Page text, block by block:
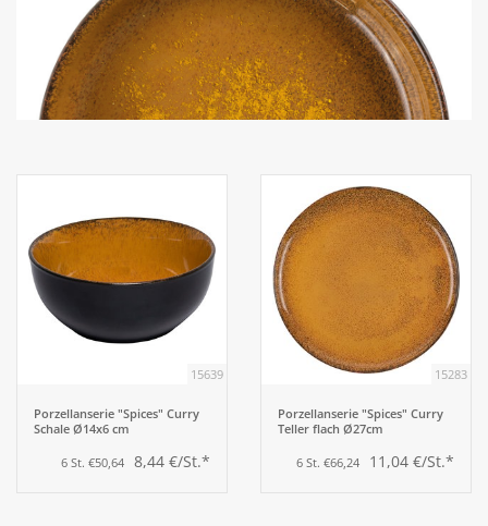
Buffet
Fingerfood
Aufsteller
Bar
Tafeln
Berufsbekleidung
15639
Porzellanserie "Spices" Curry
Schale Ø14x6 cm
6 St. €50,64 8,44 €/St.*
15283
Porzellanserie "Spices" Curry
Teller flach Ø27cm
6 St. €66,24 11,04 €/St.*